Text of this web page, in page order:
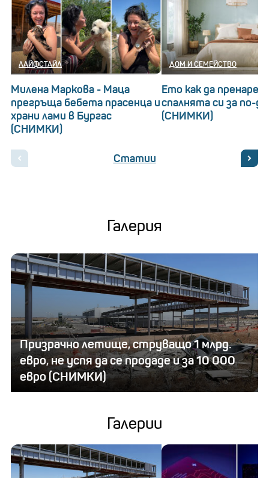
ЛАЙФСТАЙЛ
Милена Маркова - Маца
прегръща бебета прасенца и
храни лами в Бургас
(СНИМКИ)
ДОМ И СЕМЕЙСТВО
Ето как да
спалнята си за по-
(СНИМКИ)
Статии
Галерия
Призрачно летище, струващо 1 млрд.
евро, не успя да се продаде и за 10 000
евро (СНИМКИ)
Галерии